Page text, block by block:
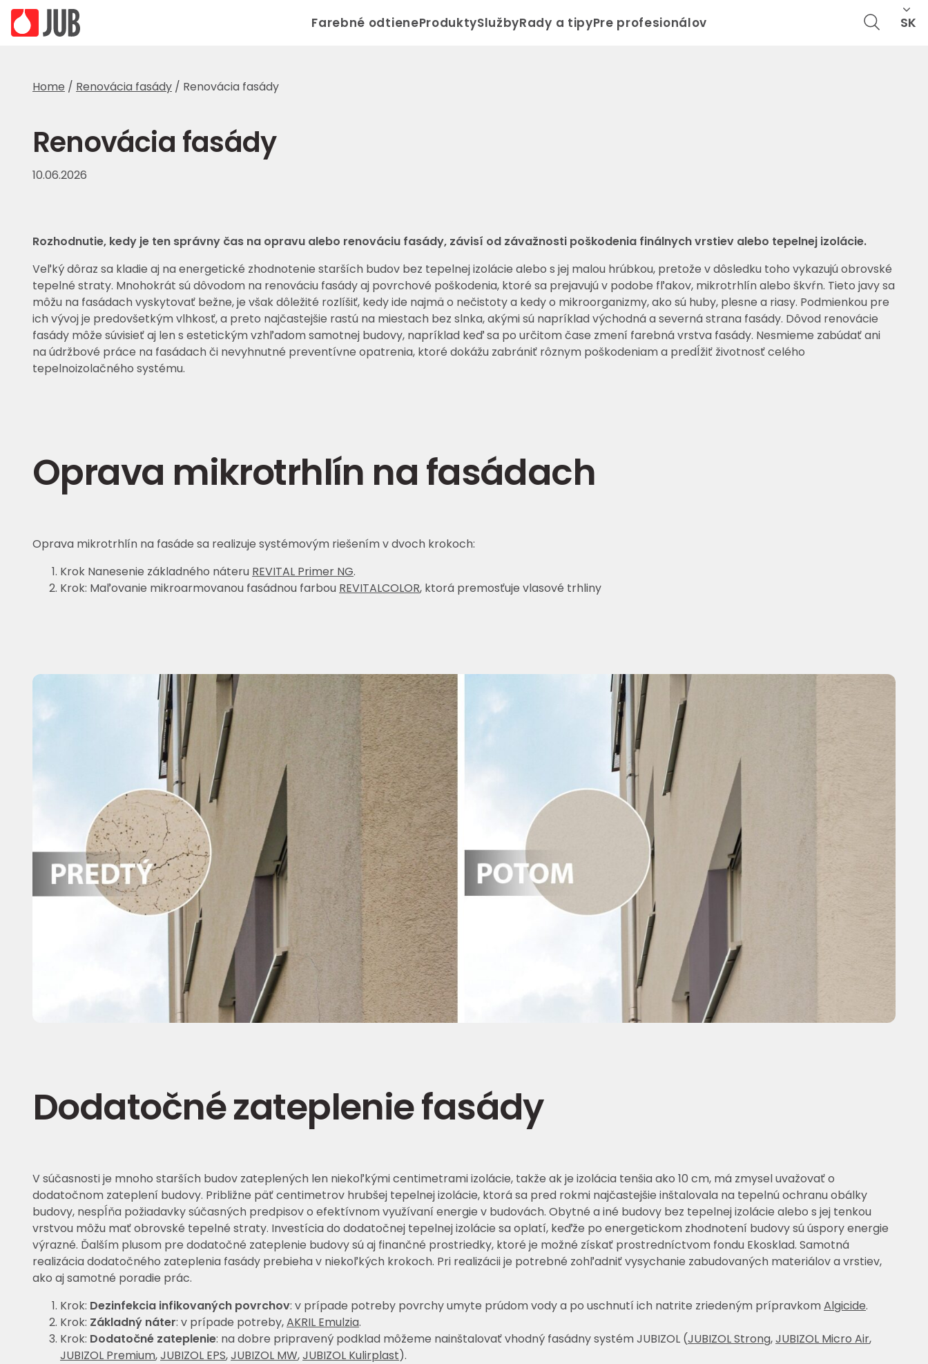
Farebné odtieneProduktySlužbyRady a tipyPre profesionálov SK
Home / Renovácia fasády / Renovácia fasády
Renovácia fasády
10.06.2026
Rozhodnutie, kedy je ten správny čas na opravu alebo renováciu fasády, závisí od závažnosti poškodenia finálnych vrstiev alebo tepelnej izolácie.
Veľký dôraz sa kladie aj na energetické zhodnotenie starších budov bez tepelnej izolácie alebo s jej malou hrúbkou, pretože v dôsledku toho vykazujú obrovské
tepelné straty. Mnohokrát sú dôvodom na renováciu fasády aj povrchové poškodenia, ktoré sa prejavujú v podobe fľakov, mikrotrhlín alebo škvŕn. Tieto javy sa
môžu na fasádach vyskytovať bežne, je však dôležité rozlíšiť, kedy ide najmä o nečistoty a kedy o mikroorganizmy, ako sú huby, plesne a riasy. Podmienkou pre
ich vývoj je predovšetkým vlhkosť, a preto najčastejšie rastú na miestach bez slnka, akými sú napríklad východná a severná strana fasády. Dôvod renovácie
fasády môže súvisieť aj len s estetickým vzhľadom samotnej budovy, napríklad keď sa po určitom čase zmení farebná vrstva fasády. Nesmieme zabúdať ani
na údržbové práce na fasádach či nevyhnutné preventívne opatrenia, ktoré dokážu zabrániť rôznym poškodeniam a predĺžiť životnosť celého
tepelnoizolačného systému.
Oprava mikrotrhlín na fasádach
Oprava mikrotrhlín na fasáde sa realizuje systémovým riešením v dvoch krokoch:
Krok Nanesenie základného náteru REVITAL Primer NG.
Krok: Maľovanie mikroarmovanou fasádnou farbou REVITALCOLOR, ktorá premosťuje vlasové trhliny
Dodatočné zateplenie fasády
V súčasnosti je mnoho starších budov zateplených len niekoľkými centimetrami izolácie, takže ak je izolácia tenšia ako 10 cm, má zmysel uvažovať o
dodatočnom zateplení budovy. Približne päť centimetrov hrubšej tepelnej izolácie, ktorá sa pred rokmi najčastejšie inštalovala na tepelnú ochranu obálky
budovy, nespĺňa požiadavky súčasných predpisov o efektívnom využívaní energie v budovách. Obytné a iné budovy bez tepelnej izolácie alebo s jej tenkou
vrstvou môžu mať obrovské tepelné straty. Investícia do dodatočnej tepelnej izolácie sa oplatí, keďže po energetickom zhodnotení budovy sú úspory energie
výrazné. Ďalším plusom pre dodatočné zateplenie budovy sú aj finančné prostriedky, ktoré je možné získať prostredníctvom fondu Ekosklad. Samotná
realizácia dodatočného zateplenia fasády prebieha v niekoľkých krokoch. Pri realizácii je potrebné zohľadniť vysychanie zabudovaných materiálov a vrstiev,
ako aj samotné poradie prác.
Krok: Dezinfekcia infikovaných povrchov: v prípade potreby povrchy umyte prúdom vody a po uschnutí ich natrite zriedeným prípravkom Algicide.
Krok: Základný náter: v prípade potreby,AKRIL Emulzia.
Krok: Dodatočné zateplenie: na dobre pripravený podklad môžeme nainštalovať vhodný fasádny systém JUBIZOL (JUBIZOL Strong,JUBIZOL Micro Air,
JUBIZOL Premium,JUBIZOL EPS,JUBIZOL MW,JUBIZOL Kulirplast).